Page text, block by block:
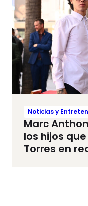
Noticias y
Marc
los hijos
Torres en